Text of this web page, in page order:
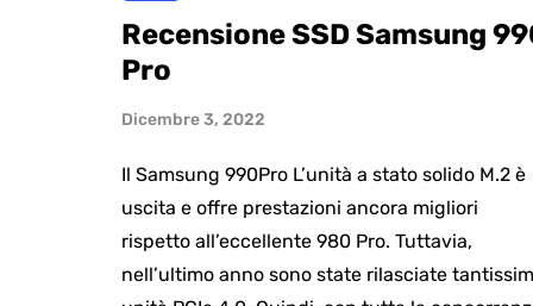
Recensione SSD Samsung
Pro
Dicembre 3, 2022
Il Samsung 990Pro L’unità a stato solido M.2 è
uscita e offre prestazioni ancora migliori
rispetto all’eccellente 980 Pro. Tuttavia,
nell’ultimo anno sono state rilasciate